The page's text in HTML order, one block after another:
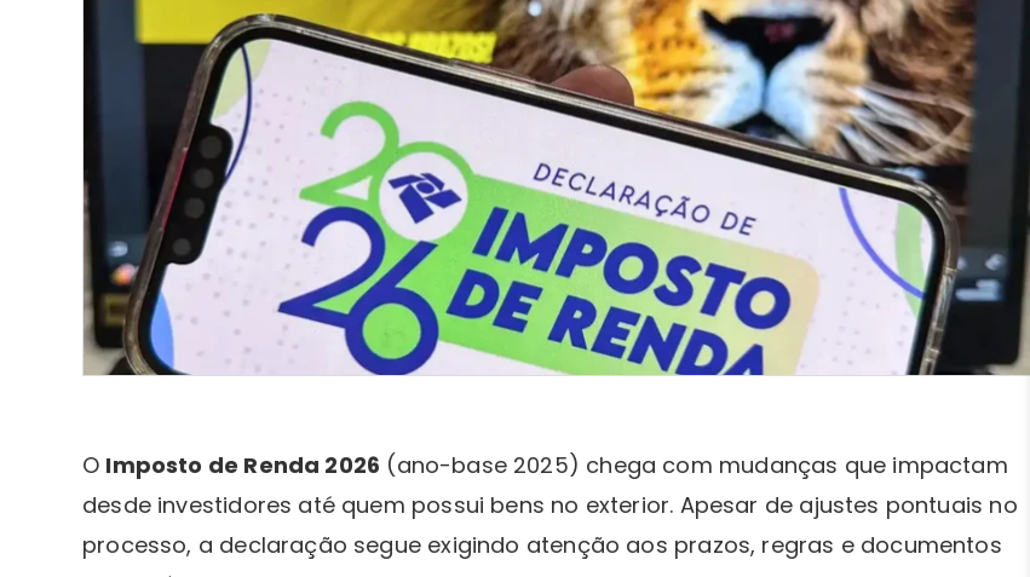
O Imposto de Renda 2026 (ano-base 2025) chega com mudanças que impactam
desde investidores até quem possui bens no exterior. Apesar de ajustes pontuais no
processo, a declaração segue exigindo atenção aos prazos, regras e documentos